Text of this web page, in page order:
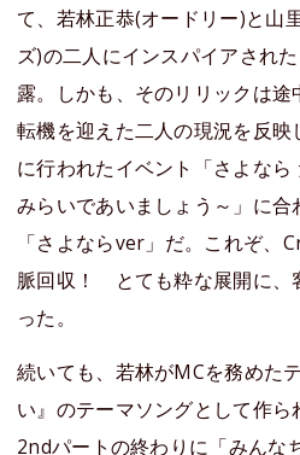
て、若林正恭(オードリー)と山
ズ)の二人にインスパイアされ
露。しかも、そのリリックは
転機を迎えた二人の現況を反映
に行われたイベント「さよなら
みらいであいましょう～」に合
「さよならver」だ。これぞ、
脈回収！ とても粋な展開に、
った。
続いても、若林がMCを務めた
い』のテーマソングとして作ら
2ndパートの終わりに「みんな